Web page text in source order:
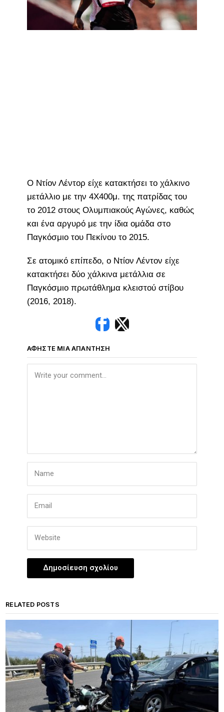
Ο Ντίον Λέντορ είχε κατακτήσει το χάλκινο
μετάλλιο με την 4Χ400μ. της πατρίδας του
το 2012 στους Ολυμπιακούς Αγώνες, καθώς
και ένα αργυρό με την ίδια ομάδα στο
Παγκόσμιο του Πεκίνου το 2015.
Σε ατομικό επίπεδο, ο Ντίον Λέντον είχε
κατακτήσει δύο χάλκινα μετάλλια σε
Παγκόσμιο πρωτάθλημα κλειστού στίβου
(2016, 2018).
ΑΦΉΣΤΕ ΜΙΑ ΑΠΆΝΤΗΣΗ
RELATED POSTS